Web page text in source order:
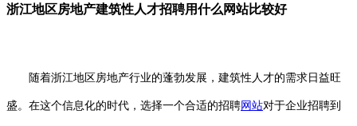
浙江地区房地产建筑性人才招聘用什么网站比较好
随着浙江地区房地产行业的蓬勃发展，建筑性人才的需求日益旺
盛。在这个信息化的时代，选择一个合适的招聘网站对于企业招聘到